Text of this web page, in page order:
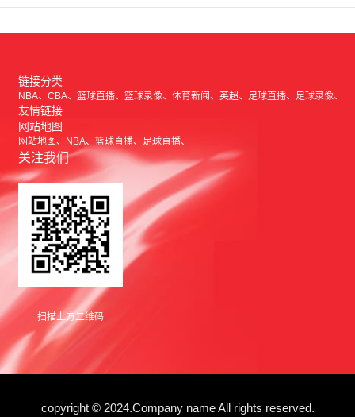
链接分类
NBA CBA 篮球直播 篮球录像 体育新闻 英超 足球直播 足球录像
友情链接
网站地图
网站地图 NBA 篮球直播 足球直播
关注我们
扫描上方二维码
copyright © 2024.Company name All rights reserved.